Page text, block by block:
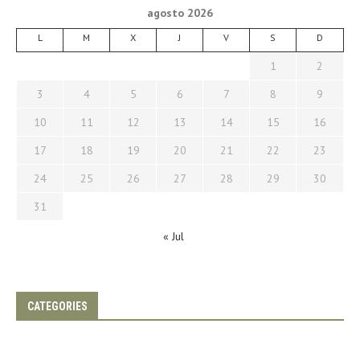
agosto 2026
L M X J V S D
1
2
3
4 5 6 7 8
9
10
11 12 13 14 15
16
17
18 19 20 21 22
23
24
25 26 27 28 29
30
31
« Jul
CATEGORIES